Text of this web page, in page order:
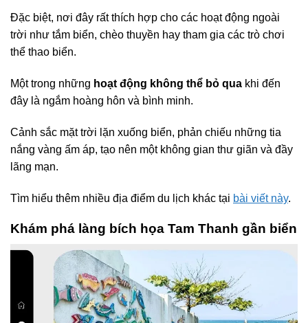
Đặc biệt, nơi đây rất thích hợp cho các hoạt động ngoài
trời như tắm biển, chèo thuyền hay tham gia các trò chơi
thể thao biển.
Một trong những hoạt động không thể bỏ qua khi đến
đây là ngắm hoàng hôn và bình minh.
Cảnh sắc mặt trời lặn xuống biển, phản chiếu những tia
nắng vàng ấm áp, tạo nên một không gian thư giãn và đầy
lãng mạn.
Tìm hiểu thêm nhiều địa điểm du lịch khác tại bài viết này.
Khám phá làng bích họa Tam Thanh gần biển